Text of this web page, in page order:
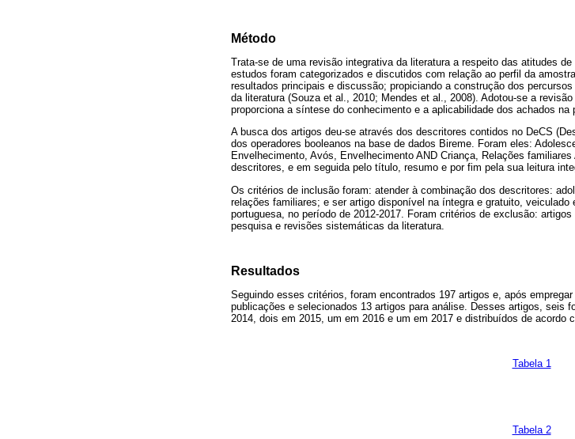
Método
Trata-se de uma revisão integrativa da literatura a respeito das atitudes
estudos foram categorizados e discutidos com relação ao perfil da
resultados principais e discussão; propiciando a construção dos
da literatura (Souza et al., 2010; Mendes et al., 2008). Adotou-se a
proporciona a síntese do conhecimento e a aplicabilidade dos achados na
A busca dos artigos deu-se através dos descritores contidos no DeCS
dos operadores booleanos na base de dados Bireme. Foram eles:
Envelhecimento, Avós, Envelhecimento AND Criança, Relações
descritores, e em seguida pelo título, resumo e por fim pela sua leitura
Os critérios de inclusão foram: atender à combinação dos descritores:
relações familiares; e ser artigo disponível na íntegra e gratuito,
portuguesa, no período de 2012-2017. Foram critérios de exclusão:
pesquisa e revisões sistemáticas da literatura.
Resultados
Seguindo esses critérios, foram encontrados 197 artigos e, após
publicações e selecionados 13 artigos para análise. Desses artigos, seis
2014, dois em 2015, um em 2016 e um em 2017 e distribuídos de acordo
Tabela 1
Tabela 2